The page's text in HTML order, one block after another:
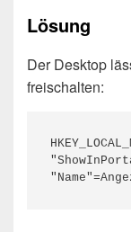
Lösung
Der Desktop
freischalten: